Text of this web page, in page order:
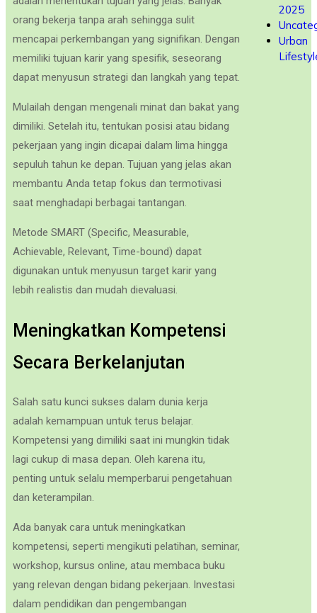
orang bekerja tanpa arah sehingga sulit
mencapai perkembangan yang signifikan. Dengan
memiliki tujuan karir yang spesifik, seseorang
dapat menyusun strategi dan langkah yang tepat.
Mulailah dengan mengenali minat dan bakat yang
dimiliki. Setelah itu, tentukan posisi atau bidang
pekerjaan yang ingin dicapai dalam lima hingga
sepuluh tahun ke depan. Tujuan yang jelas akan
membantu Anda tetap fokus dan termotivasi
saat menghadapi berbagai tantangan.
Metode SMART (Specific, Measurable,
Achievable, Relevant, Time-bound) dapat
digunakan untuk menyusun target karir yang
lebih realistis dan mudah dievaluasi.
Meningkatkan Kompetensi
Secara Berkelanjutan
Salah satu kunci sukses dalam dunia kerja
adalah kemampuan untuk terus belajar.
Kompetensi yang dimiliki saat ini mungkin tidak
lagi cukup di masa depan. Oleh karena itu,
penting untuk selalu memperbarui pengetahuan
dan keterampilan.
Ada banyak cara untuk meningkatkan
kompetensi, seperti mengikuti pelatihan, seminar,
workshop, kursus online, atau membaca buku
yang relevan dengan bidang pekerjaan. Investasi
dalam pendidikan dan pengembangan
2025
Urban